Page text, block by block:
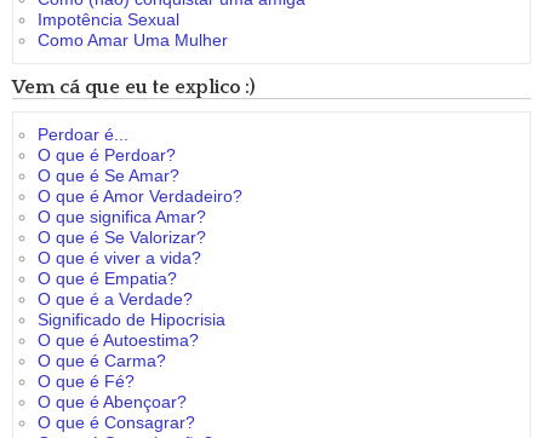
Impotência Sexual
Como Amar Uma Mulher
Vem cá que eu te explico :)
Perdoar é...
O que é Perdoar?
O que é Se Amar?
O que é Amor Verdadeiro?
O que significa Amar?
O que é Se Valorizar?
O que é viver a vida?
O que é Empatia?
O que é a Verdade?
Significado de Hipocrisia
O que é Autoestima?
O que é Carma?
O que é Fé?
O que é Abençoar?
O que é Consagrar?